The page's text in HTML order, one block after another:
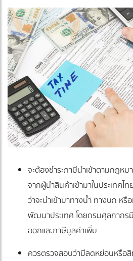
จะต้องชำระภาษีนำเข้าตามกฎห
จากผู้นำสินค้าเข้ามาในประเทศไ
ว่าจะนำเข้ามาทางน้ำ ทางบก ห
พัฒนาประเทศ โดยกรมศุลกากร
ออกและภาษีมูลค่าเพิ่ม
ควรตรวจสอบว่ามีลดหย่อนหรือสิ